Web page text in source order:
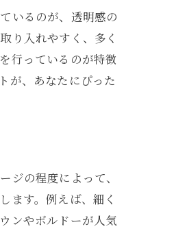
いるのが、透明感の
り入れやすく、多く
行っているのが特徴
が、あなたにぴった
の程度によって、
ます。例えば、細く
ンやボルドーが人気